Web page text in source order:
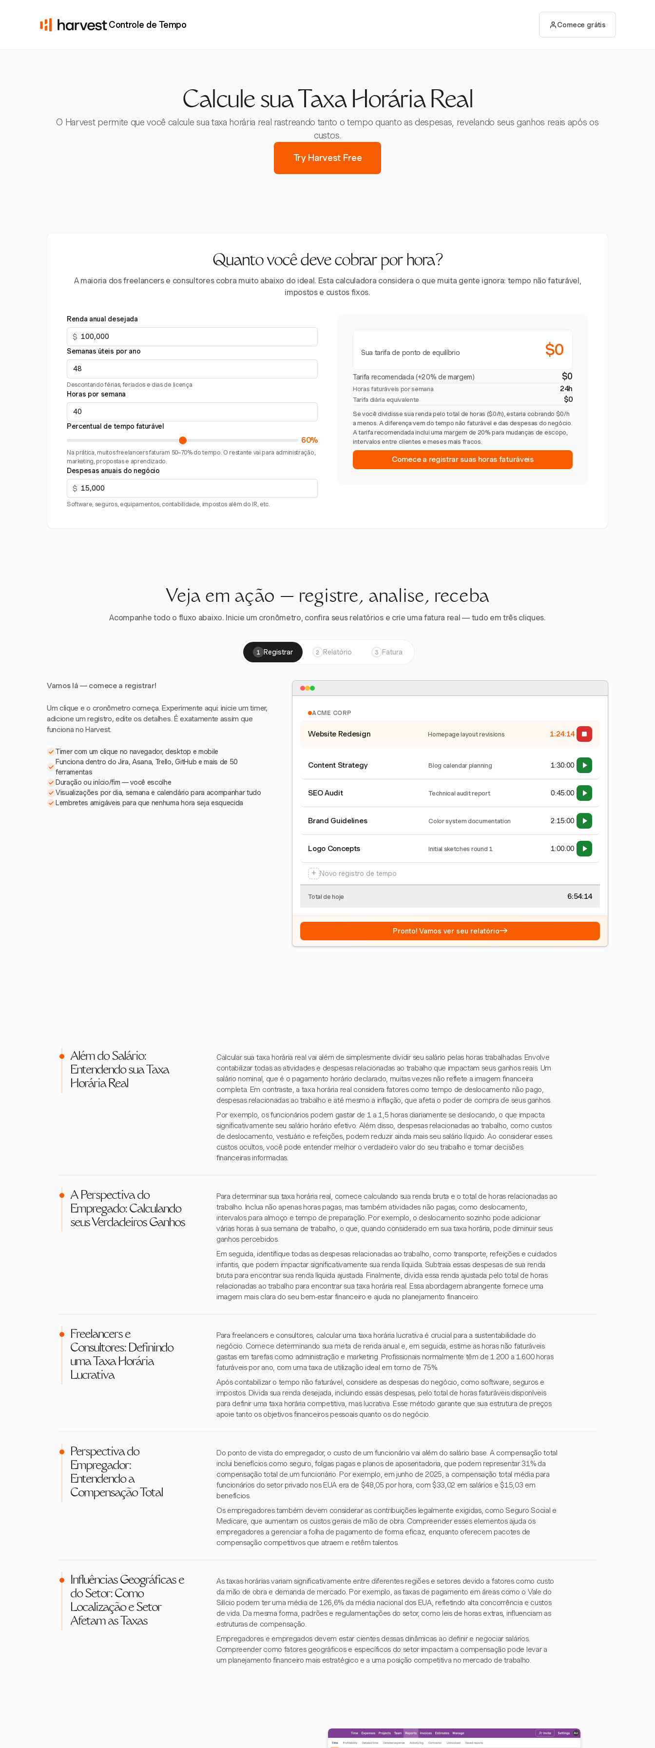
Controle de Tempo Comece grátis
Calcule sua Taxa Horária Real
O Harvest permite que você calcule sua taxa horária real rastreando tanto o tempo quanto as despesas, revelando seus ganhos reais após os
custos.
Try Harvest Free
Quanto você deve cobrar por hora?
A maioria dos freelancers e consultores cobra muito abaixo do ideal. Esta calculadora considera o que muita gente ignora: tempo não faturável,
impostos e custos fixos.
Renda anual desejada
$
Semanas úteis por ano
Descontando férias, feriados e dias de licença
Horas por semana
Percentual de tempo faturável
60%
Na prática, muitos freelancers faturam 50–70% do tempo. O restante vai para administração,
marketing, propostas e aprendizado.
Despesas anuais do negócio
$
Software, seguros, equipamentos, contabilidade, impostos além do IR, etc.
Sua tarifa de ponto de equilíbrio $0
Tarifa recomendada (+20% de margem) $0
Horas faturáveis por semana 24h
Tarifa diária equivalente $0
Se você dividisse sua renda pelo total de horas ($0/h), estaria cobrando $0/h
a menos. A diferença vem do tempo não faturável e das despesas do negócio.
A tarifa recomendada inclui uma margem de 20% para mudanças de escopo,
intervalos entre clientes e meses mais fracos.
Comece a registrar suas horas faturáveis
Veja em ação — registre, analise, receba
Acompanhe todo o fluxo abaixo. Inicie um cronômetro, confira seus relatórios e crie uma fatura real — tudo em três cliques.
1 Registrar 2 Relatório 3 Fatura
Vamos lá — comece a registrar!
Um clique e o cronômetro começa. Experimente aqui: inicie um timer,
adicione um registro, edite os detalhes. É exatamente assim que
funciona no Harvest.
Timer com um clique no navegador, desktop e mobile
Funciona dentro do Jira, Asana, Trello, GitHub e mais de 50
ferramentas
Duração ou início/fim — você escolhe
Visualizações por dia, semana e calendário para acompanhar tudo
Lembretes amigáveis para que nenhuma hora seja esquecida
ACME CORP
Website Redesign Homepage layout revisions 1:24:15
Content Strategy Blog calendar planning 1:30:00
SEO Audit Technical audit report 0:45:00
Brand Guidelines Color system documentation 2:15:00
Logo Concepts Initial sketches round 1 1:00:00
+ Novo registro de tempo
Total de hoje 6:54:15
Pronto! Vamos ver seu relatório→
Além do Salário:
Entendendo sua Taxa
Horária Real
Calcular sua taxa horária real vai além de simplesmente dividir seu salário pelas horas trabalhadas. Envolve
contabilizar todas as atividades e despesas relacionadas ao trabalho que impactam seus ganhos reais. Um
salário nominal, que é o pagamento horário declarado, muitas vezes não reflete a imagem financeira
completa. Em contraste, a taxa horária real considera fatores como tempo de deslocamento não pago,
despesas relacionadas ao trabalho e até mesmo a inflação, que afeta o poder de compra de seus ganhos.
Por exemplo, os funcionários podem gastar de 1 a 1,5 horas diariamente se deslocando, o que impacta
significativamente seu salário horário efetivo. Além disso, despesas relacionadas ao trabalho, como custos
de deslocamento, vestuário e refeições, podem reduzir ainda mais seu salário líquido. Ao considerar esses
custos ocultos, você pode entender melhor o verdadeiro valor do seu trabalho e tomar decisões
financeiras informadas.
A Perspectiva do
Empregado: Calculando
seus Verdadeiros Ganhos
Para determinar sua taxa horária real, comece calculando sua renda bruta e o total de horas relacionadas ao
trabalho. Inclua não apenas horas pagas, mas também atividades não pagas, como deslocamento,
intervalos para almoço e tempo de preparação. Por exemplo, o deslocamento sozinho pode adicionar
várias horas à sua semana de trabalho, o que, quando considerado em sua taxa horária, pode diminuir seus
ganhos percebidos.
Em seguida, identifique todas as despesas relacionadas ao trabalho, como transporte, refeições e cuidados
infantis, que podem impactar significativamente sua renda líquida. Subtraia essas despesas de sua renda
bruta para encontrar sua renda líquida ajustada. Finalmente, divida essa renda ajustada pelo total de horas
relacionadas ao trabalho para encontrar sua taxa horária real. Essa abordagem abrangente fornece uma
imagem mais clara do seu bem-estar financeiro e ajuda no planejamento financeiro.
Freelancers e
Consultores: Definindo
uma Taxa Horária
Lucrativa
Para freelancers e consultores, calcular uma taxa horária lucrativa é crucial para a sustentabilidade do
negócio. Comece determinando sua meta de renda anual e, em seguida, estime as horas não faturáveis
gastas em tarefas como administração e marketing. Profissionais normalmente têm de 1.200 a 1.600 horas
faturáveis por ano, com uma taxa de utilização ideal em torno de 75%.
Após contabilizar o tempo não faturável, considere as despesas do negócio, como software, seguros e
impostos. Divida sua renda desejada, incluindo essas despesas, pelo total de horas faturáveis disponíveis
para definir uma taxa horária competitiva, mas lucrativa. Esse método garante que sua estrutura de preços
apoie tanto os objetivos financeiros pessoais quanto os do negócio.
Perspectiva do
Empregador:
Entendendo a
Compensação Total
Do ponto de vista do empregador, o custo de um funcionário vai além do salário base. A compensação total
inclui benefícios como seguro, folgas pagas e planos de aposentadoria, que podem representar 31% da
compensação total de um funcionário. Por exemplo, em junho de 2025, a compensação total média para
funcionários do setor privado nos EUA era de $48,05 por hora, com $33,02 em salários e $15,03 em
benefícios.
Os empregadores também devem considerar as contribuições legalmente exigidas, como Seguro Social e
Medicare, que aumentam os custos gerais de mão de obra. Compreender esses elementos ajuda os
empregadores a gerenciar a folha de pagamento de forma eficaz, enquanto oferecem pacotes de
compensação competitivos que atraem e retêm talentos.
Influências Geográficas e
do Setor: Como
Localização e Setor
Afetam as Taxas
As taxas horárias variam significativamente entre diferentes regiões e setores devido a fatores como custo
da mão de obra e demanda de mercado. Por exemplo, as taxas de pagamento em áreas como o Vale do
Silício podem ter uma média de 126,6% da média nacional dos EUA, refletindo alta concorrência e custos
de vida. Da mesma forma, padrões e regulamentações do setor, como leis de horas extras, influenciam as
estruturas de compensação.
Empregadores e empregados devem estar cientes dessas dinâmicas ao definir e negociar salários.
Compreender como fatores geográficos e específicos do setor impactam a compensação pode levar a
um planejamento financeiro mais estratégico e a uma posição competitiva no mercado de trabalho.